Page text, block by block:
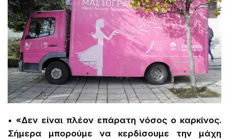
• «Δεν είναι πλέον επάρατη νόσος ο καρκίνος.
Σήμερα μπορούμε να κερδίσουμε την μάχη